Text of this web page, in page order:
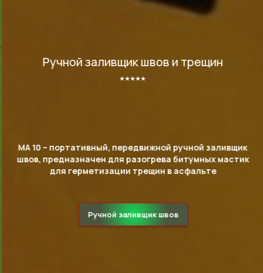
Ручной заливщик швов и трещин
⭑⭑⭑⭑⭑
MA 10 – портативный, передвижной ручной заливщик
швов, предназначен для разогрева битумных мастик
для герметизации трещин в асфальте
Ручной заливщик швов